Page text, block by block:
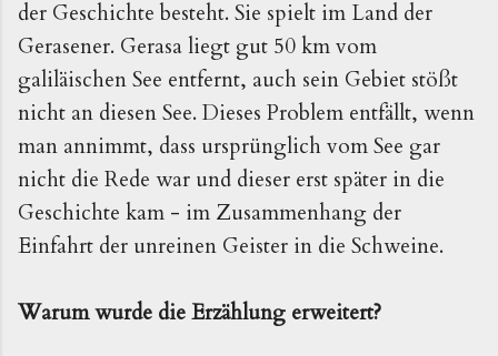
der Geschichte besteht. Sie spielt im Land der
Gerasener. Gerasa liegt gut 50 km vom
galiläischen See entfernt, auch sein Gebiet stößt
nicht an diesen See. Dieses Problem entfällt, wenn
man annimmt, dass ursprünglich vom See gar
nicht die Rede war und dieser erst später in die
Geschichte kam - im Zusammenhang der
Einfahrt der unreinen Geister in die Schweine.
Warum wurde die Erzählung erweitert?